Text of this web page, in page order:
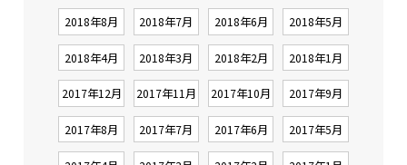
2018年8月 2018年7月 2018年6月 2018年5月
2018年4月 2018年3月 2018年2月 2018年1月
2017年12月 2017年11月 2017年10月 2017年9月
2017年8月 2017年7月 2017年6月 2017年5月